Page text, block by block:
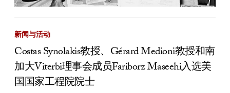
新闻与活动
Costas Synolakis教授、Gérard Medioni教授和南
加大Viterbi理事会成员Fariborz Maseehi入选美
国国家工程院院士